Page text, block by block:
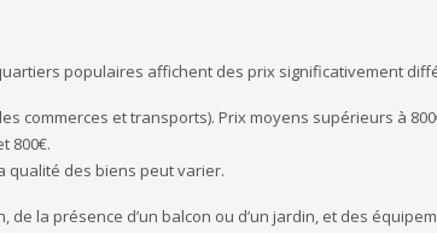
populaires affichent des prix significativement
commerces et transports). Prix moyens supérieurs à
800€.
qualité des biens peut varier.
la présence d’un balcon ou d’un jardin, et des